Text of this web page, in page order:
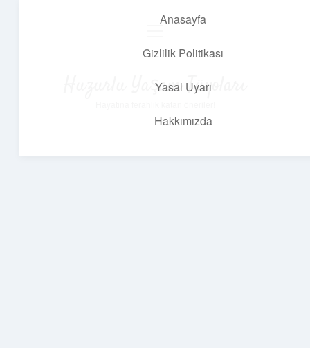
Anasayfa
Gizlilik Politikası
Yasal Uyarı
Hakkımızda
Huzurlu Yaşam Tüyoları